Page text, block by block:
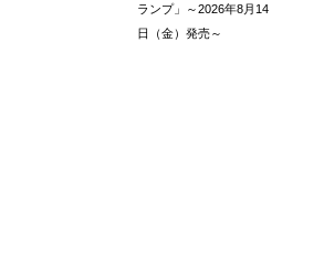
ランプ」～2026年8月14
日（金）発売～